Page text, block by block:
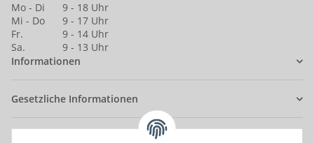
Mo - Di
9 - 18 Uhr
Mi - Do
9 - 17 Uhr
Fr.
9 - 14 Uhr
Sa.
9 - 13 Uhr
Informationen
Gesetzliche Informationen